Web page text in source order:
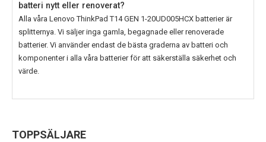
batteri nytt eller renoverat?
Alla våra Lenovo ThinkPad T14 GEN 1-20UD005HCX batterier är
splitternya. Vi säljer inga gamla, begagnade eller renoverade
batterier. Vi använder endast de bästa graderna av batteri och
komponenter i alla våra batterier för att säkerställa säkerhet och
värde.
TOPPSÄLJARE